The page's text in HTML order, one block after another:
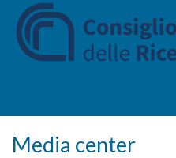
Media center